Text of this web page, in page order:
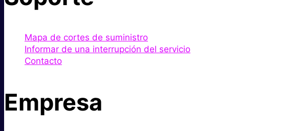
Mapa de cortes de suministro
Informar de una interrupción del servicio
Contacto
Empresa